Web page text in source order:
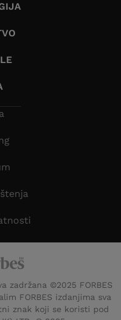
zadržana ©2025 FORBES
FORBES izdanjima sva
znak koji se koristi pod